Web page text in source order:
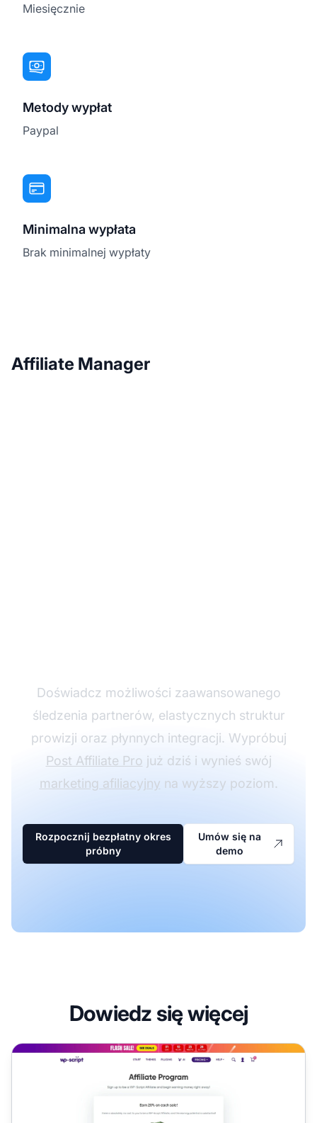
Miesięcznie
Metody wypłat
Paypal
Minimalna wypłata
Brak minimalnej wypłaty
Affiliate Manager
Doświadcz możliwości zaawansowanego
śledzenia partnerów, elastycznych struktur
prowizji oraz płynnych integracji. Wypróbuj
Post Affiliate Pro już dziś i wynieś swój
marketing afiliacyjny na wyższy poziom.
Rozpocznij bezpłatny okres
próbny
Umów się na
demo
Dowiedz się więcej
Program partnerski WP-Script